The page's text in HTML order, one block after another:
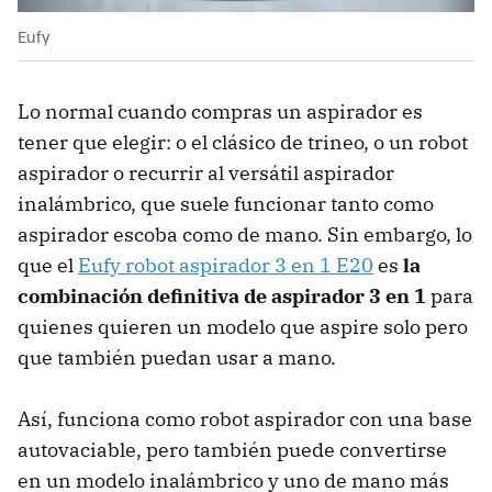
Eufy
Lo normal cuando compras un aspirador es
tener que elegir: o el clásico de trineo, o un robot
aspirador o recurrir al versátil aspirador
inalámbrico, que suele funcionar tanto como
aspirador escoba como de mano. Sin embargo, lo
que el Eufy robot aspirador 3 en 1 E20 es la
combinación definitiva de aspirador 3 en 1 para
quienes quieren un modelo que aspire solo pero
que también puedan usar a mano.
Así, funciona como robot aspirador con una base
autovaciable, pero también puede convertirse
en un modelo inalámbrico y uno de mano más